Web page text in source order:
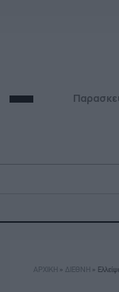
ΑΡΧΙΚΗ » ΔΙΕΘΝΗ »